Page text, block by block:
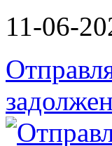
11-06-